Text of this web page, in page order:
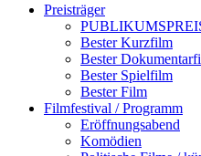
Preisträger
Bester Kurzfilm
Bester
Bester Spielfilm
Bester Film
Filmfestival / Programm
Eröffnungsabend
Komödien